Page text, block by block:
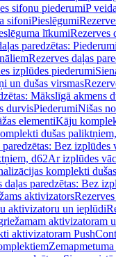
sifonu piederumiP
sifoniPieslēgumi
līkumiRezerves
paredzētas: Piederumi
Rezerves daļas
izplūdes piederumi
un dušas virsmas
Mākslīgā akmens
durvisPiederumiNišas
elementiKāju
dušas
paredzētas: Bez izplūdes
d62Ar izplūdes
komplekti
daļas paredzētas: Bez
aktivizators
aktivizatoru un ieplūdi
aktivizatoram
aktivizatoram